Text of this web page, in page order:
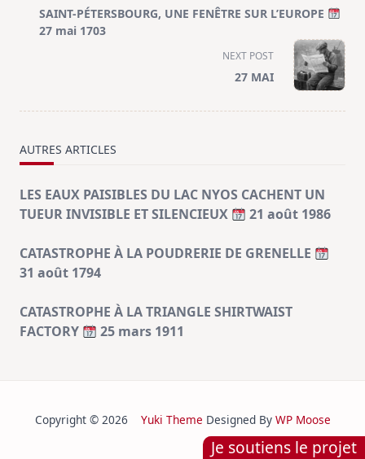
Je soutiens le projet
class="nav-
subtitle
SAINT-PÉTERSBOURG, UNE FENÊTRE SUR L’EUROPE
27 mai 1703
NEXT POST
27 MAI
AUTRES ARTICLES
LES EAUX PAISIBLES DU LAC NYOS CACHENT UN
TUEUR INVISIBLE ET SILENCIEUX
21 août 1986
CATASTROPHE À LA POUDRERIE DE GRENELLE
31 août 1794
CATASTROPHE À LA TRIANGLE SHIRTWAIST
FACTORY
25 mars 1911
Copyright © 2026 Yuki Theme Designed By WP Moose